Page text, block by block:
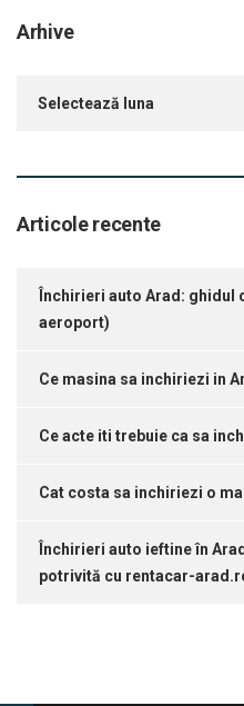
Arhive
Articole recente
Închirieri auto Arad: ghidul
aeroport)
Ce masina sa inchiriezi in
Ce acte iti trebuie ca sa
Cat costa sa inchiriezi o
Închirieri auto ieftine în
potrivită cu rentacar-